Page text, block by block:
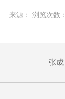
来源： 浏览次数：
张成